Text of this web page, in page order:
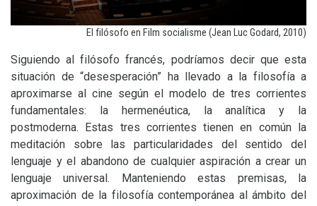
El filósofo en Film socialisme (Jean Luc Godard, 2010)
Siguiendo al filósofo francés, podríamos decir que esta
situación de “desesperación” ha llevado a la filosofía a
aproximarse al cine según el modelo de tres corrientes
fundamentales: la hermenéutica, la analítica y la
postmoderna. Estas tres corrientes tienen en común la
meditación sobre las particularidades del sentido del
lenguaje y el abandono de cualquier aspiración a crear un
lenguaje universal. Manteniendo estas premisas, la
aproximación de la filosofía contemporánea al ámbito del